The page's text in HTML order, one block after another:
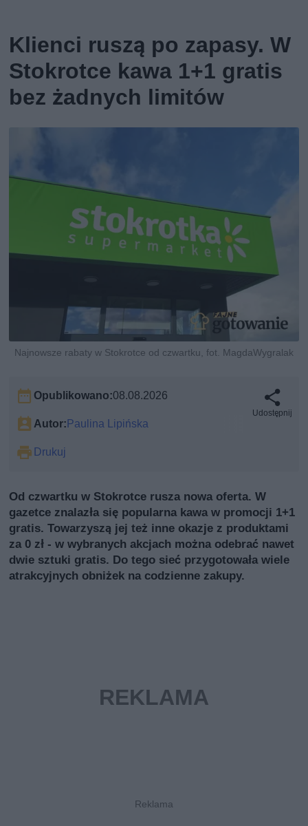
Klienci ruszą po zapasy. W
Stokrotce kawa 1+1 gratis
bez żadnych limitów
Najnowsze rabaty w Stokrotce od czwartku, fot. MagdaWygralak
Opublikowano:08.08.2026
Autor:Paulina Lipińska
Drukuj
Udostępnij
Od czwartku w Stokrotce rusza nowa oferta. W
gazetce znalazła się popularna kawa w promocji 1+1
gratis. Towarzyszą jej też inne okazje z produktami
za 0 zł - w wybranych akcjach można odebrać nawet
dwie sztuki gratis. Do tego sieć przygotowała wiele
atrakcyjnych obniżek na codzienne zakupy.